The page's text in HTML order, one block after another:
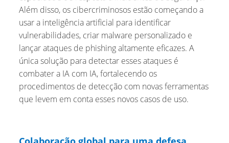
Além disso, os cibercriminosos estão começando a
usar a inteligência artificial para identificar
vulnerabilidades, criar malware personalizado e
lançar ataques de phishing altamente eficazes. A
única solução para detectar esses ataques é
combater a IA com IA, fortalecendo os
procedimentos de detecção com novas ferramentas
que levem em conta esses novos casos de uso.